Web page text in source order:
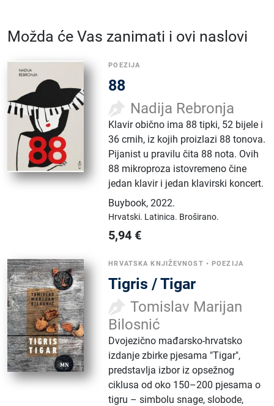
Možda će Vas zanimati i ovi naslovi
POEZIJA
88
Nadija Rebronja
Klavir obično ima 88 tipki, 52 bijele i
36 crnih, iz kojih proizlazi 88 tonova.
Pijanist u pravilu čita 88 nota. Ovih
88 mikroproza istovremeno čine
jedan klavir i jedan klavirski koncert.
Buybook,2022.
Hrvatski. Latinica. Broširano.
5,94 €
HRVATSKA KNJIŽEVNOST •POEZIJA
Tigris / Tigar
Tomislav Marijan
Bilosnić
Dvojezično mađarsko-hrvatsko
izdanje zbirke pjesama "Tigar",
predstavlja izbor iz opsežnog
ciklusa od oko 150–200 pjesama o
tigru – simbolu snage, slobode,